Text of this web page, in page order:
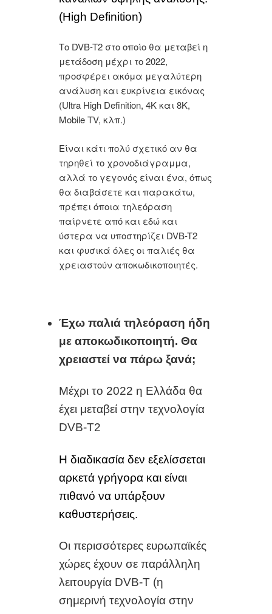
(High Definition)
Το DVB-T2 στο οποίο θα μεταβεί η
μετάδοση μέχρι το 2022,
προσφέρει ακόμα μεγαλύτερη
ανάλυση και ευκρίνεια εικόνας
(Ultra High Definition, 4Κ και 8K,
Mobile TV, κλπ.)
Είναι κάτι πολύ σχετικό αν θα
τηρηθεί το χρονοδιάγραμμα,
αλλά το γεγονός είναι ένα, όπως
θα διαβάσετε και παρακάτω,
πρέπει όποια τηλεόραση
παίρνετε από και εδώ και
ύστερα να υποστηρίζει DVB-T2
και φυσικά όλες οι παλιές θα
χρειαστούν αποκωδικοποιητές.
Έχω παλιά τηλεόραση ήδη
με αποκωδικοποιητή. Θα
χρειαστεί να πάρω ξανά;
Μέχρι το 2022 η Ελλάδα θα
έχει μεταβεί στην τεχνολογία
DVB-T2
Η διαδικασία δεν εξελίσσεται
αρκετά γρήγορα και είναι
πιθανό να υπάρξουν
καθυστερήσεις.
Οι περισσότερες ευρωπαϊκές
χώρες έχουν σε παράλληλη
λειτουργία DVB-T (η
σημερινή τεχνολογία στην